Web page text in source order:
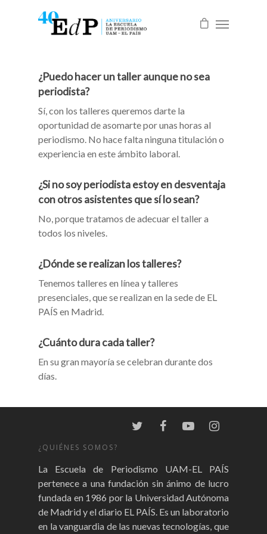
¿Puedo hacer un taller aunque no sea
periodista?
Sí, con los talleres queremos darte la
oportunidad de asomarte por unas horas al
periodismo. No hace falta ninguna titulación o
experiencia en este ámbito laboral.
¿Si no soy periodista estoy en desventaja
con otros asistentes que sí lo sean?
No, porque tratamos de adecuar el taller a
todos los niveles.
¿Dónde se realizan los talleres?
Tenemos talleres en línea y talleres
presenciales, que se realizan en la sede de EL
PAÍS en Madrid.
¿Cuánto dura cada taller?
En su gran mayoría se celebran durante dos
días.
¿QUIÉNES SOMOS?
La Escuela de Periodismo UAM-EL PAÍS
pertenece a una fundación sin ánimo de lucro
fundada en 1986 por la Universidad Autónoma
de Madrid y el diario EL PAÍS. Es un laboratorio
en la vanguardia de las nuevas tecnologías, que